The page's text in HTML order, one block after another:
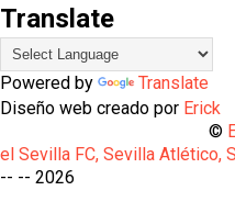
Translate
Powered by
Translate
Diseño web creado por Erick
©
el Sevilla FC, Sevilla Atlético,
-- -- 2026